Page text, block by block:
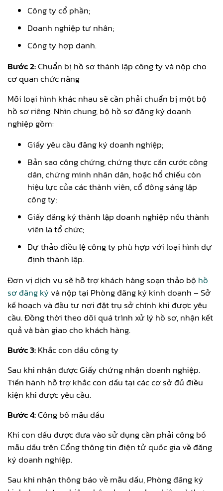
Công ty cổ phần;
Doanh nghiệp tư nhân;
Công ty hợp danh.
Bước 2:Chuẩn bị hồ sơ thành lập công ty và nộp cho
cơ quan chức năng
Mỗi loại hình khác nhau sẽ cần phải chuẩn bị một bộ
hồ sơ riêng. Nhìn chung, bộ hồ sơ đăng ký doanh
nghiệp gồm:
Giấy yêu cầu đăng ký doanh nghiệp;
Bản sao công chứng, chứng thực căn cước công
dân, chứng minh nhân dân, hoặc hổ chiếu còn
hiệu lực của các thành viên, cổ đông sáng lập
công ty;
Giấy đăng ký thành lập doanh nghiệp nếu thành
viên là tổ chức;
Dự thảo điều lệ công ty phù hợp với loại hình dự
định thành lập.
Đơn vị dịch vụ sẽ hỗ trợ khách hàng soạn thảo bộ hồ
sơ đăng kývà nộp tại Phòng đăng ký kinh doanh – Sở
kế hoạch và đầu tư nơi đặt trụ sở chính khi được yêu
cầu. Đồng thời theo dõi quá trình xử lý hồ sơ, nhận kết
quả và bàn giao cho khách hàng.
Bước 3:Khắc con dấu công ty
Sau khi nhận được Giấy chứng nhận doanh nghiệp.
Tiến hành hỗ trợ khắc con dấu tại các cơ sở đủ điều
kiện khi được yêu cầu.
Bước 4:Công bố mẫu dấu
Khi con dấu được đưa vào sử dụng cần phải công bố
mẫu dấu trên Cổng thông tin điện tử quốc gia về đăng
ký doanh nghiệp.
Sau khi nhận thông báo về mẫu dấu, Phòng đăng ký